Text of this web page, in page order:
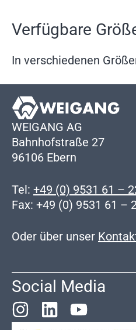
Verfügbare
In verschiedenen
WEIGANG AG
Bahnhofstraße 27
96106 Ebern
Tel: +49 (0) 9531 61 –
Fax: +49 (0) 9531 61 –
Oder über unser
Social Media